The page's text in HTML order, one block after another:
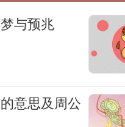
在路边筹钱是一种
的反映，同时也是
追求。通过周公解
地理解自己内心
决问题和困难的方
与预兆
意思及周公